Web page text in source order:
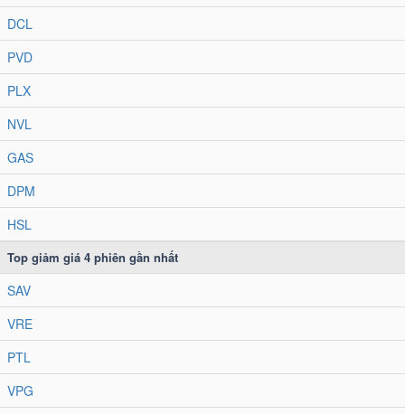
DCL
PVD
PLX
NVL
GAS
DPM
HSL
Top giảm giá 4 phiên gần nhất
SAV
VRE
PTL
VPG